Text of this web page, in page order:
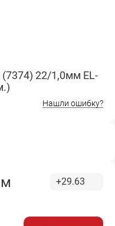
22/1,0мм EL-
Нашли ошибку?
+29.63